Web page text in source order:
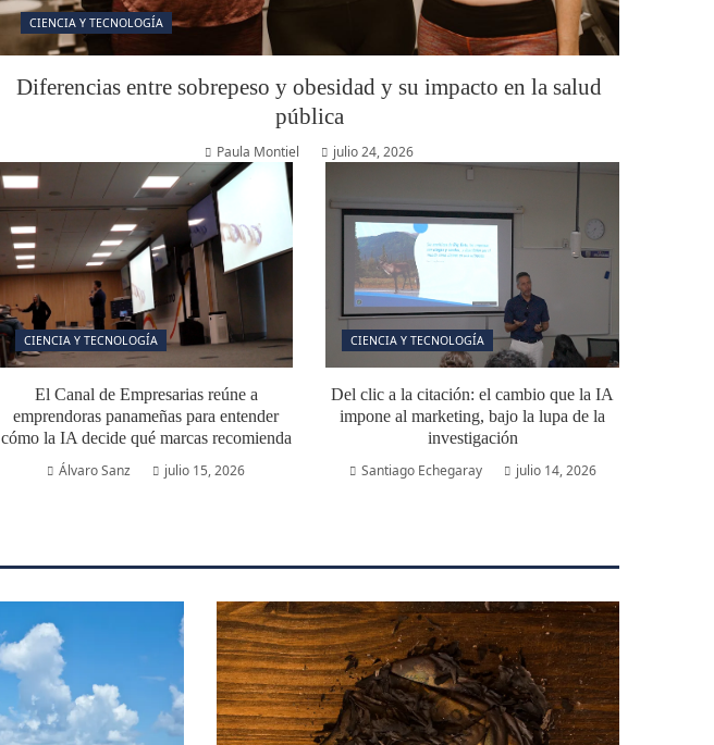
CIENCIA Y TECNOLOGÍA
Diferencias entre sobrepeso y obesidad y su impacto en la salud
pública
Paula Montiel julio 24, 2026
CIENCIA Y TECNOLOGÍA
El Canal de Empresarias reúne a
emprendoras panameñas para entender
cómo la IA decide qué marcas recomienda
Álvaro Sanz
julio 15, 2026
CIENCIA Y TECNOLOGÍA
Del clic a la citación: el cambio que la IA
impone al marketing, bajo la lupa de la
investigación
Santiago Echegaray
julio 14, 2026